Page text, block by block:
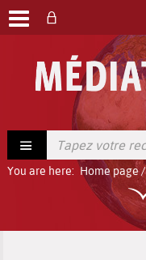
You are here: Home page/